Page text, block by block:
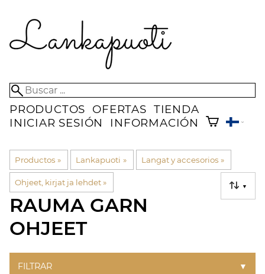
PRODUCTOS OFERTAS TIENDA
INICIAR SESIÓN
INFORMACIÓN
Productos ‪» Lankapuoti ‪» Langat y accesorios ‪»
Ohjeet, kirjat ja lehdet‪» ▼
RAUMA GARN
OHJEET
FILTRAR ▼